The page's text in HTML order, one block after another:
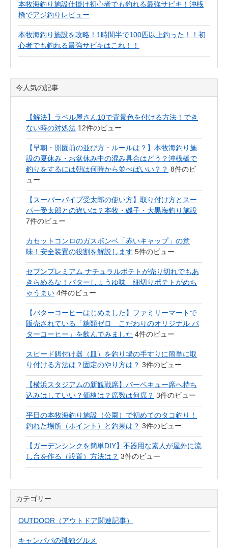
本牧海釣り施設仕掛け初心者でも釣れる最強サビキ！沖桟
橋でアジ釣りレビュー
本牧海釣り施設を攻略！1時間半で100匹以上釣った！！初
心者でも釣れる最強サビキはこれ！！
今人気の記事
【解決】ラベル屋さん10で背景色を付ける方法！でき
ない時の対処法 12件のビュー
【早朝・開園前の並び方・ルールは？】本牧海釣り施
設の夏休み・お盆休み中の混み具合はどう？沖桟橋で
釣りをするには朝は何時から並べばいい？？ 8件のビ
ュー
【スーパーパイプ受太郎の使い方】取り付け方とスー
パー受太郎との違いは？本牧・磯子・大黒海釣り施設
7件のビュー
カセットコンロのガスボンベ「赤いキャップ」の意
味！安全装置の役割を解説します 5件のビュー
セブンプレミアム ナチュラルポテトが売り切れでもあ
きらめるな！バターしょうゆ味 細切りポテトがめち
ゃうまい 4件のビュー
【バターコーヒーはじめました】ファミリーマートで
販売されている「糖類ゼロ こだわりのオリジナル バ
ターコーヒー」を飲んでみました 4件のビュー
スピード餌付け器（皿）を釣り場の手すりに簡単に取
り付ける方法は？固定のやり方は？ 3件のビュー
【横浜スタジアムの新観戦席】バーベキュー席へ持ち
込みはしていい？価格は？席数は何席？ 3件のビュー
平日の本牧海釣り施設（公園）で初めてのタコ釣り！
釣れた場所（ポイント）と釣果は？ 3件のビュー
【ガーデンシンクを簡単DIY】不器用な素人が屋外に流
し台を作る（設置）方法は？ 3件のビュー
カテゴリー
OUTDOOR（アウトドア関連記事）
キャンパパの孤独グルメ